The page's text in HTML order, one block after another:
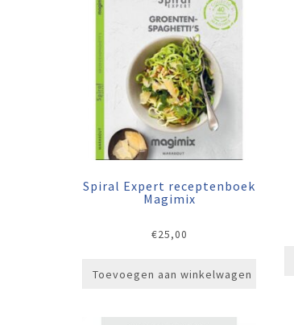
Spiral Expert receptenboek
Magimix
€25,00
Toevoegen aan winkelwagen